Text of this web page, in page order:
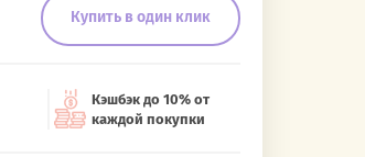
Купить в один клик
Кэшбэк до 10% от
каждой покупки